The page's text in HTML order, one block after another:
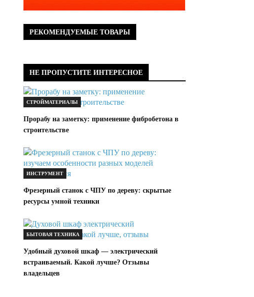
РЕКОМЕНДУЕМЫЕ ТОВАРЫ
НЕ ПРОПУСТИТЕ ИНТЕРЕСНОЕ
СТРОЙМАТЕРИАЛЫ
Прорабу на заметку: применение фибробетона в
строительстве
ИНСТРУМЕНТ
Фрезерный станок с ЧПУ по дереву: скрытые
ресурсы умной техники
БЫТОВАЯ ТЕХНИКА
Удобный духовой шкаф — электрический
встраиваемый. Какой лучше? Отзывы
владельцев